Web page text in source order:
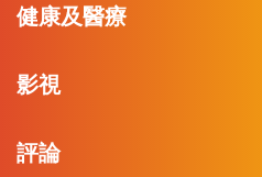
健康及醫療
影視
評論